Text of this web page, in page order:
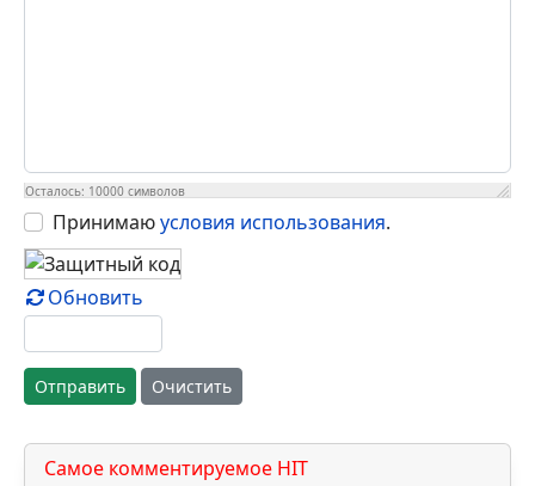
Осталось:10000символов
Принимаюусловия использования